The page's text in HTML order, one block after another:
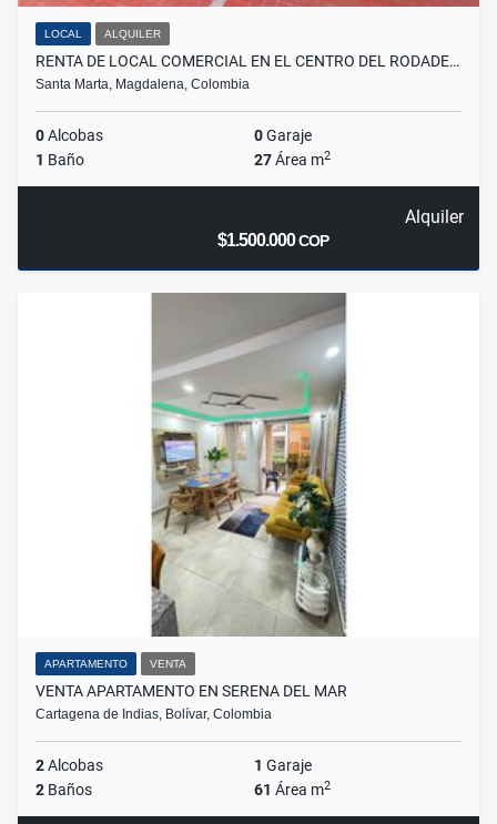
LOCAL ALQUILER
RENTA DE LOCAL COMERCIAL EN EL CENTRO DEL RODADE…
Santa Marta, Magdalena, Colombia
0Alcobas 0Garaje
1 Baño 27Área m2
Alquiler
$1.500.000COP
APARTAMENTO VENTA
VENTA APARTAMENTO EN SERENA DEL MAR
Cartagena de Indias, Bolívar, Colombia
2Alcobas 1 Garaje
2 Baños 61 Área m2